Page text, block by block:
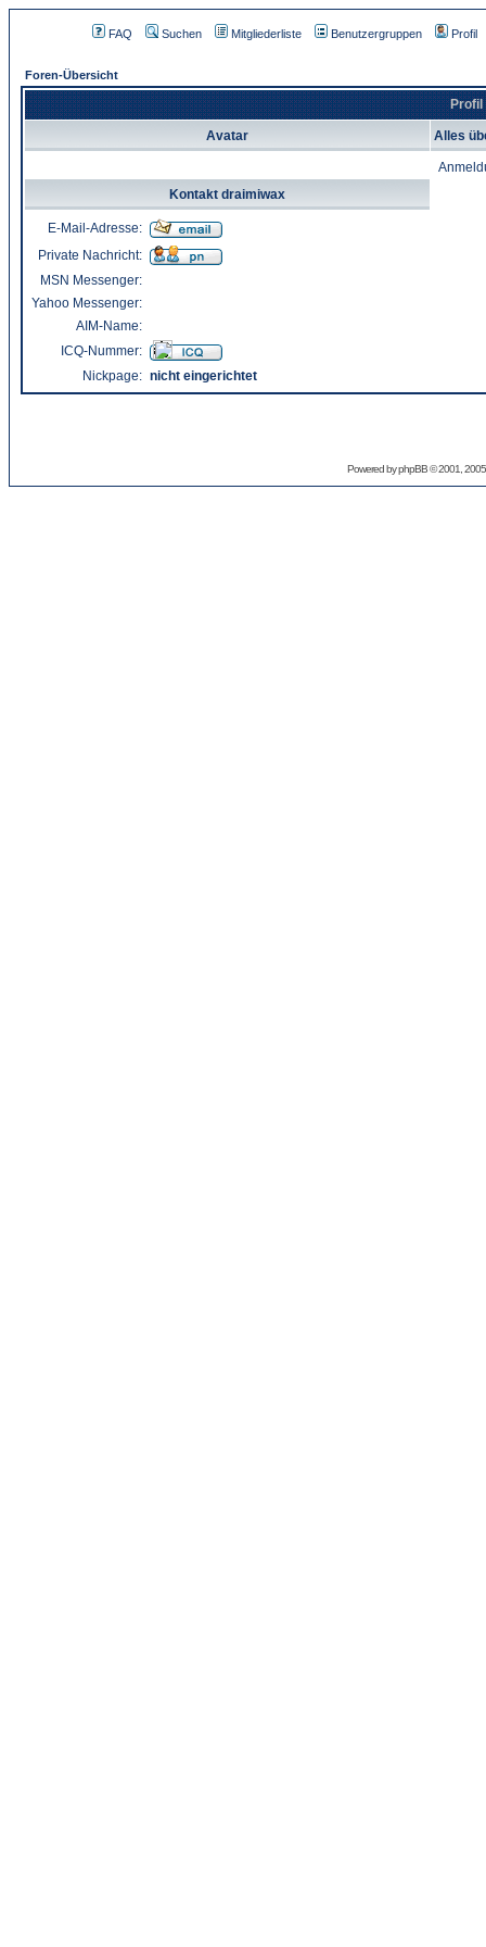
FAQ Suchen Mitgliederliste Benutzergruppen Profil
Foren-Übersicht
Profil
Avatar Alles
Kontakt draimiwax
E-Mail-Adresse:
Private Nachricht:
MSN Messenger:
Yahoo Messenger:
AIM-Name:
ICQ-Nummer:
Nickpage: nicht eingerichtet
Powered byphpBB© 2001,